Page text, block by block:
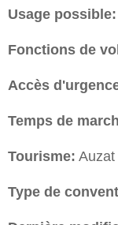
Usage possible:
Fonctions de
Accès
Temps de
Tourisme: Auzat
Type de